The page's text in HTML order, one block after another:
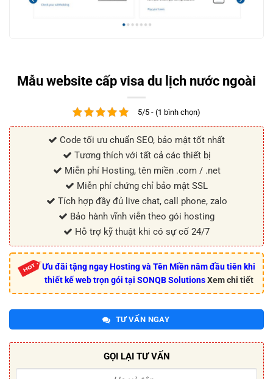
Mẫu website cấp visa du lịch nước ngoài
5/5 - (1 bình chọn)
Code tối ưu chuẩn SEO, bảo mật tốt nhất
Tương thích với tất cả các thiết bị
Miễn phí Hosting, tên miền .com / .net
Miễn phí chứng chỉ bảo mật SSL
Tích hợp đầy đủ live chat, call phone, zalo
Bảo hành vĩnh viễn theo gói hosting
Hỗ trợ kỹ thuật khi có sự cố 24/7
Ưu đãi tặng ngay Hosting và Tên Miền năm đầu tiên khi
thiết kế web trọn gói tại SONQB SolutionsXem chi tiết
TƯ VẤN NGAY
GỌI LẠI TƯ VẤN